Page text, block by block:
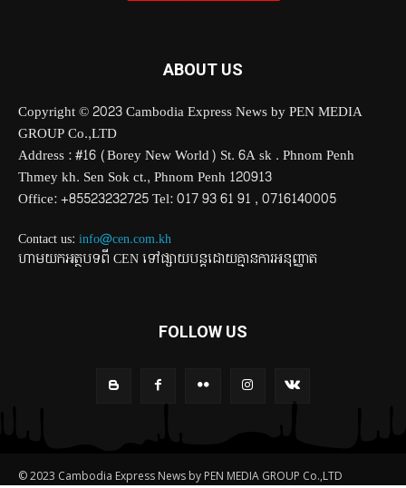
ABOUT US
Copyright © 2023 Cambodia Express News by PEN MEDIA
GROUP Co.,LTD
Address : #16 (Borey New World) St. 6A sk . Phnom Penh
Thmey kh. Sen Sok ct., Phnom Penh 120913
Office: +85523232725 Tel: 017 93 61 91 , 0716140005
Contact us: info@cen.com.kh
ហាមយកអត្ថបទពី CEN ទៅផ្សាយបន្តដោយគ្មានការអនុញ្ញាត
FOLLOW US
© 2023 Cambodia Express News by PEN MEDIA GROUP Co.,LTD